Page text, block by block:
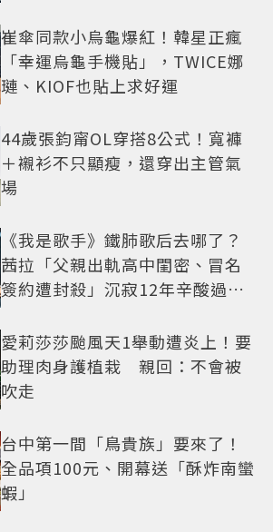
崔傘同款小烏龜爆紅！韓星正瘋
「幸運烏龜手機貼」，TWICE娜
璉、KIOF也貼上求好運
44歲張鈞甯OL穿搭8公式！寬褲
＋襯衫不只顯瘦，還穿出主管氣
場
《我是歌手》鐵肺歌后去哪了？
茜拉「父親出軌高中閨密、冒名
簽約遭封殺」沉寂12年辛酸過往
愛莉莎莎颱風天1舉動遭炎上！要
助理肉身護植栽 親回：不會被
吹走
台中第一間「鳥貴族」要來了！
全品項100元、開幕送「酥炸南蠻
蝦」